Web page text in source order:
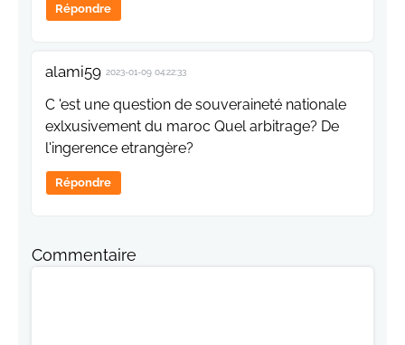
Répondre
alami59 2023-01-09 04:22:33
C 'est une question de souveraineté nationale
exlxusivement du maroc Quel arbitrage? De
l'ingerence etrangère?
Répondre
Commentaire